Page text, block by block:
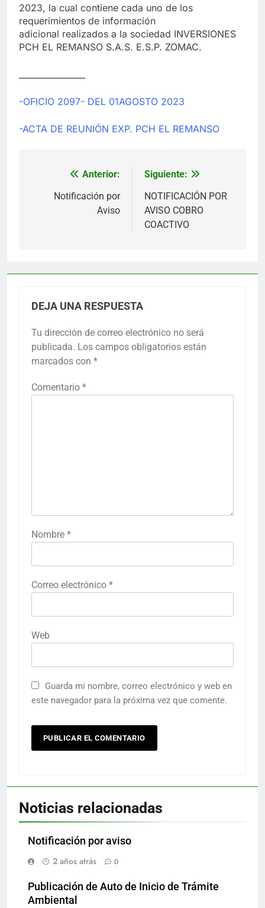
2023, la cual contiene cada uno de los
requerimientos de información
adicional realizados a la sociedad INVERSIONES
PCH EL REMANSO S.A.S. E.S.P. ZOMAC.
-OFICIO 2097- DEL 01AGOSTO 2023
-ACTA DE REUNIÓN EXP. PCH EL REMANSO
Navegación
Anterior:
Notificación por
Aviso
Siguiente:
NOTIFICACIÓN POR
AVISO COBRO
COACTIVO
DEJA UNA RESPUESTA
Tu dirección de correo electrónico no será
publicada. Los campos obligatorios están
marcados con *
Comentario *
Nombre *
Correo electrónico *
Web
Guarda mi nombre, correo electrónico y web en
este navegador para la próxima vez que comente.
Noticias relacionadas
Notificación por aviso
2 años atrás
0
Publicación de Auto de Inicio de Trámite
Ambiental